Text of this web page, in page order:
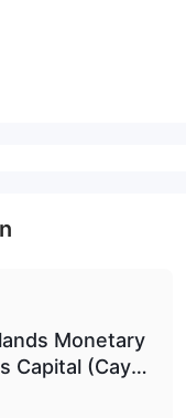
Monetary
Capital (Caym